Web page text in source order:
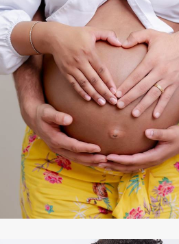
109 0